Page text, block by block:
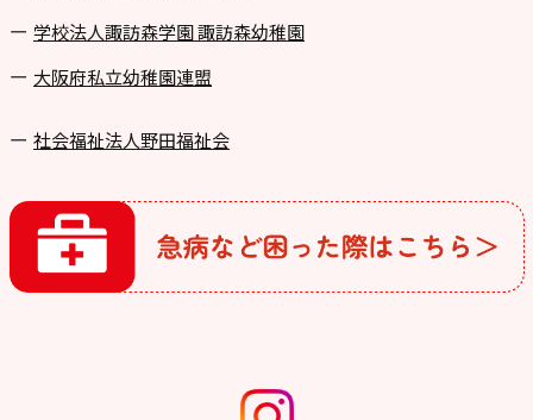
学校法⼈諏訪森学園 諏訪森幼稚園
⼤阪府私⽴幼稚園連盟
社会福祉法人野田福祉会